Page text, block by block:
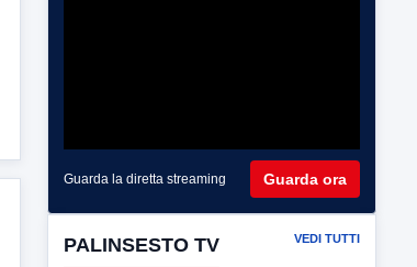
Guarda la diretta streaming Guarda ora
PALINSESTO TV VEDI TUTTI